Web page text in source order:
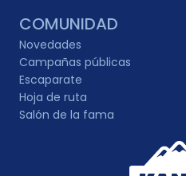
COMUNIDAD
Novedades
Campañas públicas
Escaparate
Hoja de ruta
Salón de la fama